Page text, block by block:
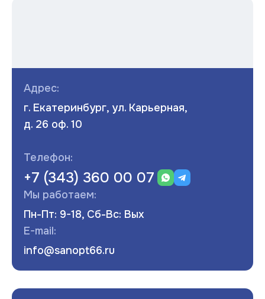
Адрес:
г. Екатеринбург, ул. Карьерная,
д. 26 оф. 10
Телефон:
+7 (343) 360 00 07
Мы работаем:
Пн-Пт: 9-18, Сб-Вс: Вых
E-mail:
info@sanopt66.ru